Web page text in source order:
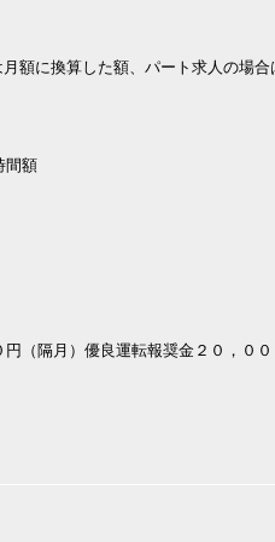
額に換算した額、パート求人の場
間額
（隔月）優良運転報奨金２０，００